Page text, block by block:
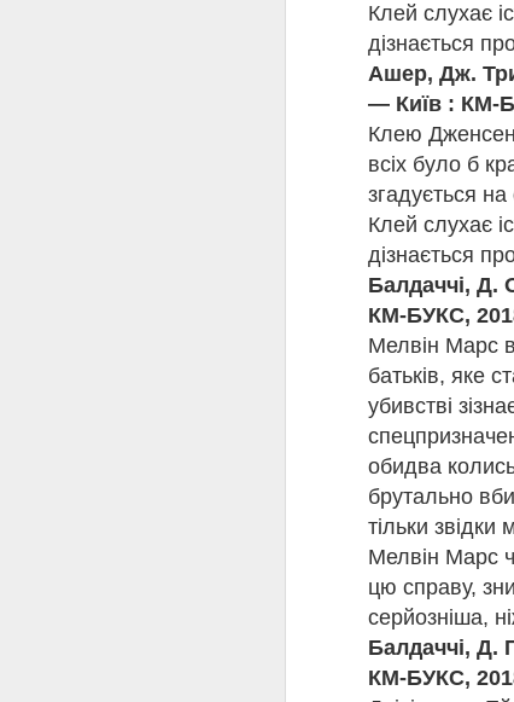
Клей слухає
дізнається
Ашер, Дж.
— Київ : КМ-
Клею
всіх було б
згадується
Клей слухає
дізнається
Балдаччі, Д.
КМ-БУКС,
Мелвін Марс
батьків, яке
убивстві
обидва
брутально
тільки
Мелвін Марс
цю справу,
серйозніша,
Балдаччі, Д.
КМ-БУКС,
«Замок Броуді»
які його
людей,
Про життя та
вниз», долі героїв
«Юдине дерево
і, звісно, про
У сюжеті роману
подорожує в часі
лише через
Книги автора,
світ сильних
залишається
людського духу.
Запрошуємо
ознайомитися з